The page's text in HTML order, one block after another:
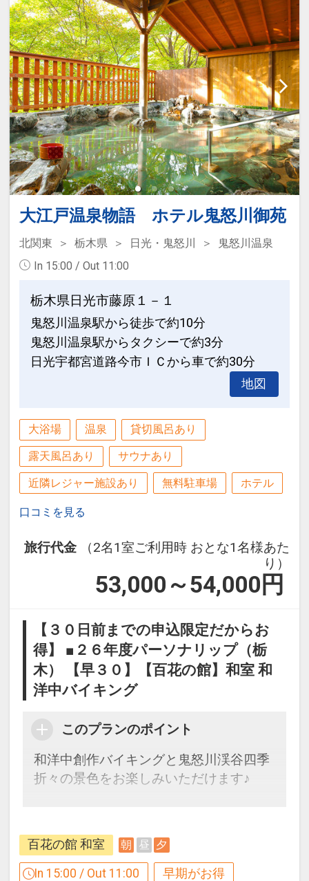
設定期間：2026年4月1日～2027年3月
31日
インターネットコース番号：DP-1-
17171002
大江戸温泉物語 ホテル鬼怒川御苑
北関東 栃木県 日光・鬼怒川
鬼怒川温泉
In 15:00 / Out 11:00
栃木県日光市藤原１－１
鬼怒川温泉駅から徒歩で約10分
鬼怒川温泉駅からタクシーで約3分
日光宇都宮道路今市ＩＣから車で約30分
地図
大浴場 温泉 貸切風呂あり
露天風呂あり サウナあり
近隣レジャー施設あり 無料駐車場 ホテル
口コミを見る
旅行代金
（2名1室ご利用時 おとな1名様あた
り）
53,000～54,000 円
【３０日前までの申込限定だからお
得】 ■２６年度パーソナリップ（栃
木） 【早３０】【百花の館】和室 和
洋中バイキング
このプランのポイント
和洋中創作バイキングと鬼怒川渓谷四季
折々の景色をお楽しみいただけます♪
【早３０割】
早期予約限定！３０日前までのご予約が
お得です。
百花の館 和室 朝 昼 夕
In 15:00 / Out 11:00 早期がお得